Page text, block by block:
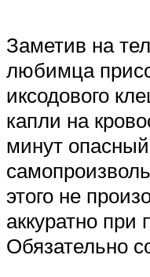
Заметив на
любимца
иксодового
капли на
минут
этого не
аккуратно
Обязательно